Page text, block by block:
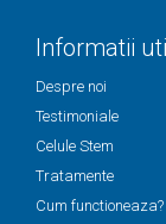
Informatii
Despre noi
Testimoniale
Celule Stem
Tratamente
Cum functioneaza?